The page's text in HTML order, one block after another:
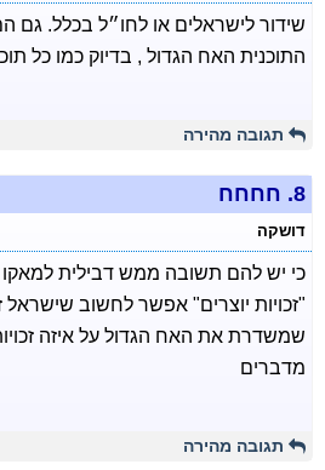
שידור לישראלים או לחו״ל בכלל. גם
התוכנית האח הגדול , בדיוק כמו כל
תגובה מהירה
8. חחחח
דושקה
כי יש להם תשובה ממש דבילית למאקו
"זכויות יוצרים" אפשר לחשוב
שמשדרת את האח הגדול על איזה
מדברים
תגובה מהירה